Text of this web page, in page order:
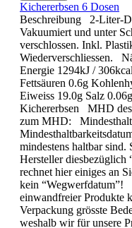
Kichererbsen 6 Dosen
Beschreibung 2-Liter-
Vakuumiert und unter
verschlossen. Inkl.
Wiederverschliessen.
Energie 1294kJ /
Fettsäuren 0.6g
Eiweiss 19.0g Salz
Kichererbsen MHD
zum MHD:
mindestens haltbar
Hersteller diesbezüglich
rechnet hier einiges an
kein “Wegwerfdatum”!
einwandfreier Produkte
Verpackung grösste
weshalb wir für unsere